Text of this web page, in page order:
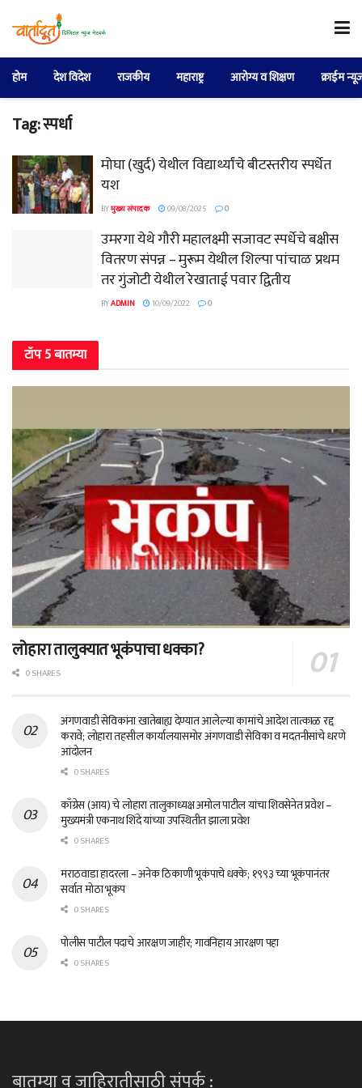
होम देश विदेश राजकीय महाराष्ट्र आरोग्य व शिक्षण क्राईम
Tag:स्पर्धा
मोघा (खुर्द) येथील विद्यार्थ्यांचे बीटस्तरीय स्पर्धेत
यश
BYमुख्य संपादक 09/08/2025 0
उमरगा येथे गौरी महालक्ष्मी सजावट स्पर्धेचे बक्षीस
वितरण संपन्न – मुरूम येथील शिल्पा पांचाळ प्रथम
तर गुंजोटी येथील रेखाताई पवार द्वितीय
BYADMIN 10/09/2022 0
टॉप 5 बातम्या
लोहारा तालुक्यात भूकंपाचा धक्का?
0 SHARES
अंगणवाडी सेविकांना खातेबाह्य देण्यात आलेल्या कामांचे आदेश तात्काळ रद्द
करावे; लोहारा तहसील कार्यालयासमोर अंगणवाडी सेविका व मदतनीसांचे धरणे
आंदोलन
0 SHARES
काँग्रेस (आय) चे लोहारा तालुकाध्यक्ष अमोल पाटील यांचा शिवसेनेत प्रवेश –
मुख्यमंत्री एकनाथ शिंदे यांच्या उपस्थितीत झाला प्रवेश
0 SHARES
मराठवाडा हादरला – अनेक ठिकाणी भूकंपाचे धक्के; १९९३ च्या भूकंपानंतर
सर्वात मोठा भूकंप
0 SHARES
पोलीस पाटील पदाचे आरक्षण जाहीर; गावनिहाय आरक्षण पहा
0 SHARES
बातम्या व जाहिरातीसाठी संपर्क :